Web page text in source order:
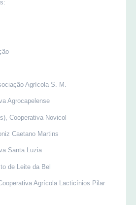
Agrícola S. M.
Agrocapelense
Cooperativa Novicol
Caetano Martins
Santa Luzia
de Leite da Bel
Agrícola Lacticínios Pilar